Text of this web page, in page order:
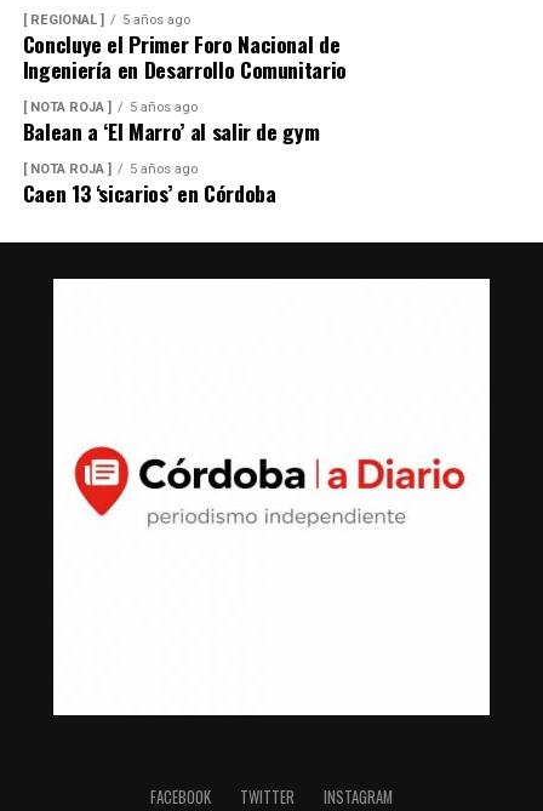
[ REGIONAL ] 5 años ago
Concluye el Primer Foro Nacional de
Ingeniería en Desarrollo Comunitario
[ NOTA ROJA ] 5 años ago
Balean a ‘El Marro’ al salir de gym
[ NOTA ROJA ] 5 años ago
Caen 13 ‘sicarios’ en Córdoba
FACEBOOK TWITTER INSTAGRAM